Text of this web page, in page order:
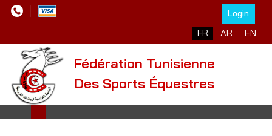
Login
Sélectionnez votre
FR AR EN
Fédération Tunisienne
Des Sports Équestres